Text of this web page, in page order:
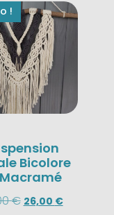
!
Bicolore
€ 26,00 €